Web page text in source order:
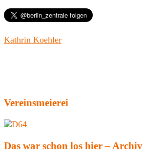
Kathrin Koehler
Vereinsmeierei
Das war schon los hier – Archiv